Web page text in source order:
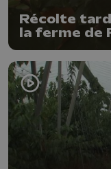
Récolte
la ferme de